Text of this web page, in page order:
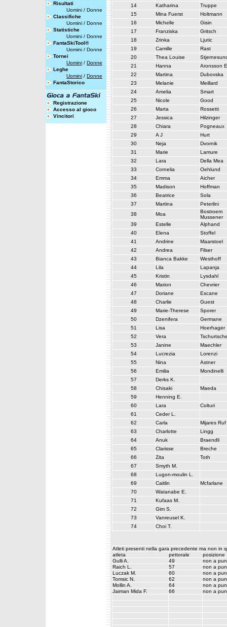
Risultati
Uomini / Donne
Classifiche
Uomini / Donne
Statistiche
Uomini / Donne
FantaSkiTool®
Uomini / Donne
Tornei
Uomini / Donne
Leghe
Uomini / Donne
FantaStorico
Registrazione
Accesso al gioco
Vincitori
14
Katharina
Truppe
15
Mina Fuerst
Holtmann
16
Michelle
Gisin
17
Franziska
Gritsch
18
Zrinka
Ljutic
19
Camille
Rast
20
Thea Louise
21
Hanna
Aronsson
22
Martina
Dubovska
23
Melanie
Meillard
24
Amelia
Smart
25
Nicole
Good
26
Marta
Rossetti
27
Jessica
Hilzinger
28
Chiara
Pogneaux
29
A J
Hurt
30
Neja
Dvornik
31
Marie
Lamure
32
Lara
Della Mea
33
Cornelia
Oehlund
34
Emma
Aicher
35
Madison
Hoffman
36
Beatrice
Sola
37
Martina
Peterlini
38
Moa
Bostroem
Mussener
39
Estelle
Alphand
40
Elena
Stoffel
41
Andrine
Maarstoel
42
Andrea
Filser
43
Bianca Bakke
Westhoff
44
Lila
Lapanja
45
Kristin
Lysdahl
46
Marion
Chevrier
47
Doriane
Escane
48
Charlie
Guest
49
Marie-Therese
Sporer
50
Dzenifera
Germane
51
Lisa
Hoerhager
52
Vera
53
Janine
Maechler
54
Lucrezia
Lorenzi
55
Nina
Astner
56
Emilia
Mondinelli
57
Derks K.
58
Chisaki
Maeda
59
Henning E.
60
Lara
Colturi
61
Ceder L.
62
Carla
Mijares Ruf
63
Charlotte
Lingg
64
Anuk
Braendli
65
Clarisse
Breche
66
Zita
Toth
67
Smyth M.
68
Lugon-moulin L.
69
Caitlin
Mcfarlane
70
Watanabe E.
71
Kufaas M.
72
Gim S.
73
Vanreusel K.
74
Choi T.
Atleti presenti nella gara precedente ma non in
atleta
pettorale
posizione
Gulli A.
49
non a
Raich L.
57
non a
Luczak M.
60
non a
Tomsic N.
62
non a
Mollin A.
64
non a
Jaiman Mida F.
66 non a